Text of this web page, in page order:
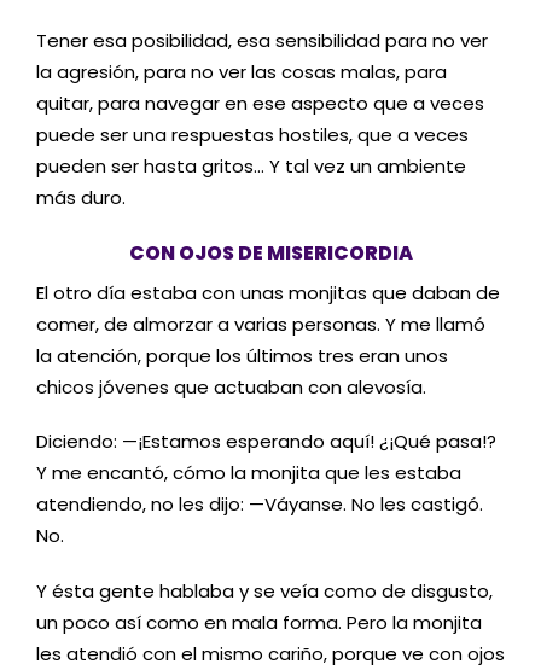
Tener esa posibilidad, esa sensibilidad para no ver
la agresión, para no ver las cosas malas, para
quitar, para navegar en ese aspecto que a veces
puede ser una respuestas hostiles, que a veces
pueden ser hasta gritos… Y tal vez un ambiente
más duro.
CON OJOS DE MISERICORDIA
El otro día estaba con unas monjitas que daban de
comer, de almorzar a varias personas. Y me llamó
la atención, porque los últimos tres eran unos
chicos jóvenes que actuaban con alevosía.
Diciendo: —¡Estamos esperando aquí! ¿¡Qué pasa!?
Y me encantó, cómo la monjita que les estaba
atendiendo, no les dijo: —Váyanse. No les castigó.
No.
Y ésta gente hablaba y se veía como de disgusto,
un poco así como en mala forma. Pero la monjita
les atendió con el mismo cariño, porque ve con ojos